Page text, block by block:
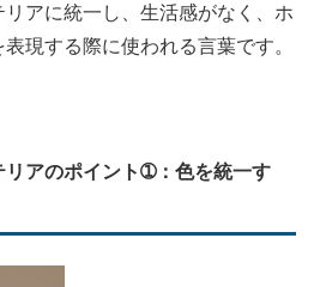
アに統一し、生活感がなく、ホ
現する際に使われる言葉です。
リアのポイント➀：色を統一す